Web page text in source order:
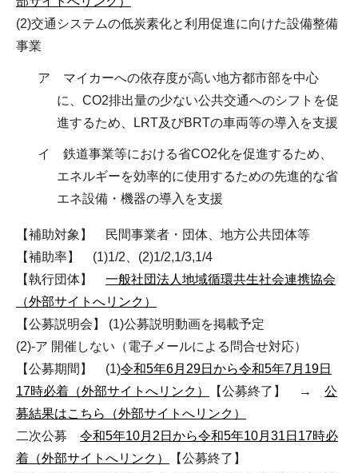
(2)交通システムの低炭素化と利用促進に向けた設備整備
事業
ア マイカーへの依存度が高い地方都市部を中心
に、CO2排出量の少ない公共交通へのシフトを促
進するため、LRT及びBRTの車両等の導入を支援
イ 鉄道事業等における省CO2化を促進するため、
エネルギーを効率的に使用するための先進的な省
エネ設備・機器の導入を支援
【補助対象】 民間事業者・団体、地方公共団体等
【補助率】 (1)1/2、(2)1/2,1/3,1/4
【執行団体】 一般社団法人地域循環共生社会連携協会
（外部サイトへリンク）
【公募説明会】 (1)公募説明動画を掲載予定
(2)-ア 開催しない（電子メールによる問合せ対応）
【公募期間】 (1)令和5年6月29日から令和5年7月19日
17時必着（外部サイトへリンク）
【公募終了】 → 公
募結果はこちら（外部サイトへリンク）
二次公募 令和5年10月2日から令和5年10月31日17時必
着（外部サイトへリンク）
【公募終了】